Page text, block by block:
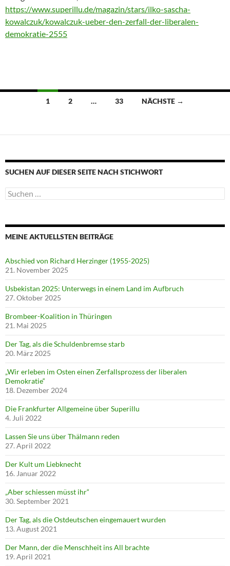
https://www.superillu.de/magazin/stars/ilko-sascha-
kowalczuk/kowalczuk-ueber-den-zerfall-der-liberalen-
demokratie-2555
Beitragsnavigation
1 2 … 33 NÄCHSTE →
SUCHEN AUF DIESER SEITE NACH STICHWORT
Suche
nach:
MEINE AKTUELLSTEN BEITRÄGE
Abschied von Richard Herzinger (1955-2025)
21. November 2025
Usbekistan 2025: Unterwegs in einem Land im Aufbruch
27. Oktober 2025
Brombeer-Koalition in Thüringen
21. Mai 2025
Der Tag, als die Schuldenbremse starb
20. März 2025
„Wir erleben im Osten einen Zerfallsprozess der liberalen
Demokratie“
18. Dezember 2024
Die Frankfurter Allgemeine über Superillu
4. Juli 2022
Lassen Sie uns über Thälmann reden
27. April 2022
Der Kult um Liebknecht
16. Januar 2022
„Aber schiessen müsst ihr“
30. September 2021
Der Tag, als die Ostdeutschen eingemauert wurden
13. August 2021
Der Mann, der die Menschheit ins All brachte
19. April 2021